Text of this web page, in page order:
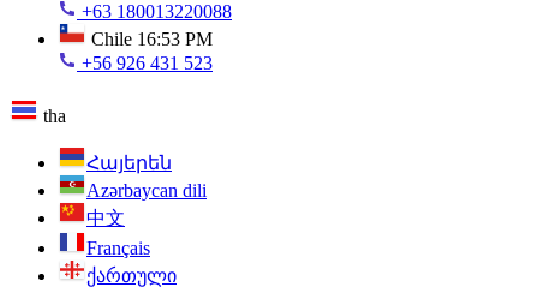
+63 180013220088
Chile 16:53 PM
+56 926 431 523
tha
Հայերեն
Azərbaycan dili
中文
Français
ქართული